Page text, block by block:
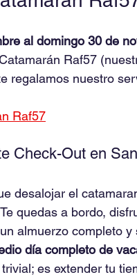
al domingo 30 de
Raf57
regalamos nuestro
Raf57
Check-Out en
desalojar el
Te quedas a bordo,
almuerzo completo y
día completo de
es extender tu